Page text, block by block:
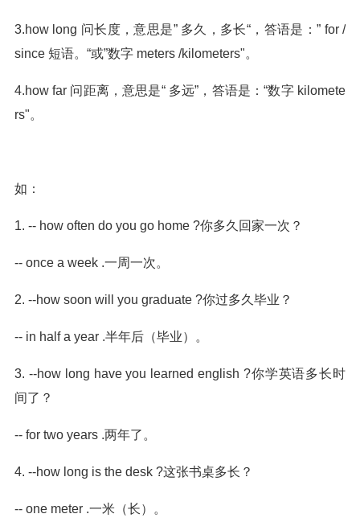
3.how long 问长度，意思是” 多久，多长“，答语是：” for /
since 短语。“或”数字 meters /kilometers"。
4.how far 问距离，意思是“ 多远”，答语是：“数字 kilomete
rs"。
如：
1. -- how often do you go home ?你多久回家一次？
-- once a week .一周一次。
2. --how soon will you graduate ?你过多久毕业？
-- in half a year .半年后（毕业）。
3. --how long have you learned english ?你学英语多长时
间了？
-- for two years .两年了。
4. --how long is the desk ?这张书桌多长？
-- one meter .一米（长）。